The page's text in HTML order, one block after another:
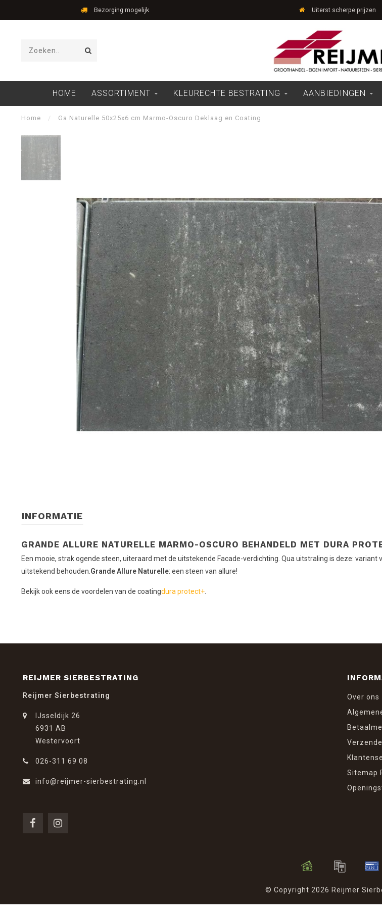
Bezorging mogelijk Uiterst scherpe prijzen
HOME ASSORTIMENT KLEURECHTE BESTRATING AANBIEDINGEN
Home / Ga Naturelle 50x25x6 cm Marmo-Oscuro Deklaag en Coating
INFORMATIE
GRANDE ALLURE NATURELLE MARMO-OSCURO BEHANDELD MET DURA
Een mooie, strak ogende steen, uiteraard met de uitstekende Facade-verdichting. Qua uitstraling is deze:
uitstekend behouden. Grande Allure Naturelle: een steen van allure!
Bekijk ook eens de voordelen van de coatingdura protect+
REIJMER SIERBESTRATING
Reijmer Sierbestrating
IJsseldijk 26
6931 AB
Westervoort
026-311 69 08
info@reijmer-sierbestrating.nl
Over ons
Sitemap
© Copyright 2026 Reijmer